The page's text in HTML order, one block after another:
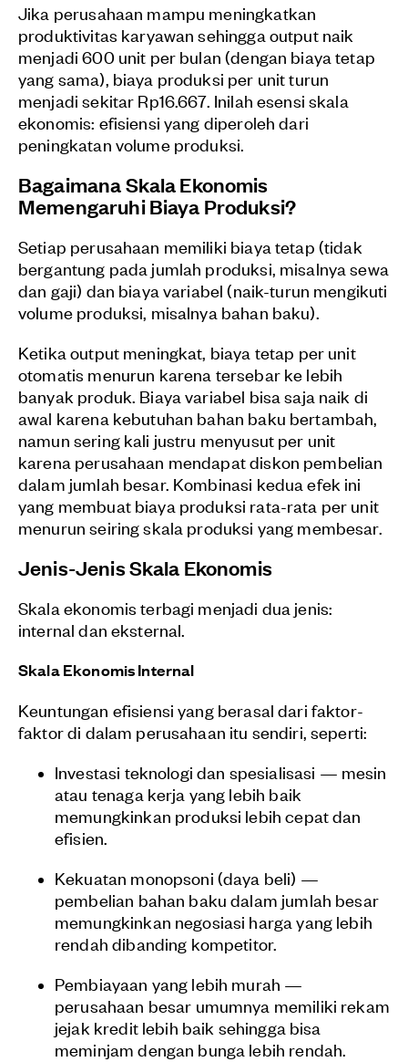
Jika perusahaan mampu meningkatkan
produktivitas karyawan sehingga output naik
menjadi 600 unit per bulan (dengan biaya tetap
yang sama), biaya produksi per unit turun
menjadi sekitar Rp16.667. Inilah esensi skala
ekonomis: efisiensi yang diperoleh dari
peningkatan volume produksi.
Bagaimana Skala Ekonomis
Memengaruhi Biaya Produksi?
Setiap perusahaan memiliki biaya tetap (tidak
bergantung pada jumlah produksi, misalnya sewa
dan gaji) dan biaya variabel (naik-turun mengikuti
volume produksi, misalnya bahan baku).
Ketika output meningkat, biaya tetap per unit
otomatis menurun karena tersebar ke lebih
banyak produk. Biaya variabel bisa saja naik di
awal karena kebutuhan bahan baku bertambah,
namun sering kali justru menyusut per unit
karena perusahaan mendapat diskon pembelian
dalam jumlah besar. Kombinasi kedua efek ini
yang membuat biaya produksi rata-rata per unit
menurun seiring skala produksi yang membesar.
Jenis-Jenis Skala Ekonomis
Skala ekonomis terbagi menjadi dua jenis:
internal dan eksternal.
Skala Ekonomis Internal
Keuntungan efisiensi yang berasal dari faktor-
faktor di dalam perusahaan itu sendiri, seperti:
Investasi teknologi dan spesialisasi — mesin
atau tenaga kerja yang lebih baik
memungkinkan produksi lebih cepat dan
efisien.
Kekuatan monopsoni (daya beli) —
pembelian bahan baku dalam jumlah besar
memungkinkan negosiasi harga yang lebih
rendah dibanding kompetitor.
Pembiayaan yang lebih murah —
perusahaan besar umumnya memiliki rekam
jejak kredit lebih baik sehingga bisa
meminjam dengan bunga lebih rendah.